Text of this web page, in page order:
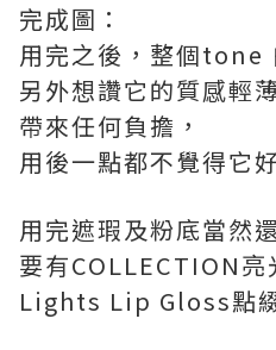
完成圖：
用完之後，整個tone
另外想讚它的質感輕
帶來任何負擔，
用後一點都不覺得它
用完遮瑕及粉底當然
要有COLLECTION
Lights Lip Gloss點